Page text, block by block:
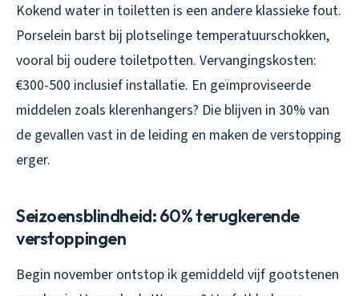
Kokend water in toiletten is een andere klassieke fout.
Porselein barst bij plotselinge temperatuurschokken,
vooral bij oudere toiletpotten. Vervangingskosten:
€300-500 inclusief installatie. En geïmproviseerde
middelen zoals klerenhangers? Die blijven in 30% van
de gevallen vast in de leiding en maken de verstopping
erger.
Seizoensblindheid: 60% terugkerende
verstoppingen
Begin november ontstop ik gemiddeld vijf gootstenen